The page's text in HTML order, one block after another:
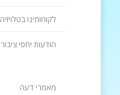
לקוחותינו בטלויזיה
הודעות יחסי ציבור
מאמרי דעה